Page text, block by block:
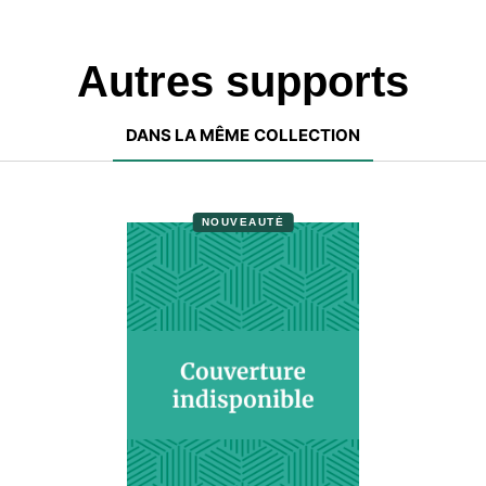
Autres supports
DANS LA MÊME COLLECTION
NOUVEAUTÉ